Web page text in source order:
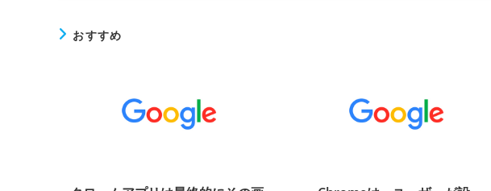
おすすめ